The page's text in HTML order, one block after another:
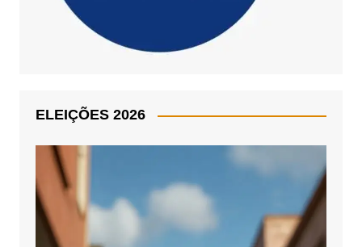
ELEIÇÕES 2026